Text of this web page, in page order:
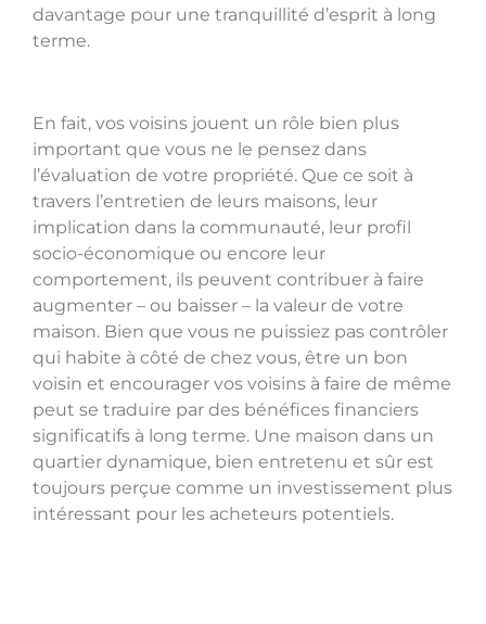
davantage pour une tranquillité d’esprit à long
terme.
En fait, vos voisins jouent un rôle bien plus
important que vous ne le pensez dans
l’évaluation de votre propriété. Que ce soit à
travers l’entretien de leurs maisons, leur
implication dans la communauté, leur profil
socio-économique ou encore leur
comportement, ils peuvent contribuer à faire
augmenter – ou baisser – la valeur de votre
maison. Bien que vous ne puissiez pas contrôler
qui habite à côté de chez vous, être un bon
voisin et encourager vos voisins à faire de même
peut se traduire par des bénéfices financiers
significatifs à long terme. Une maison dans un
quartier dynamique, bien entretenu et sûr est
toujours perçue comme un investissement plus
intéressant pour les acheteurs potentiels.